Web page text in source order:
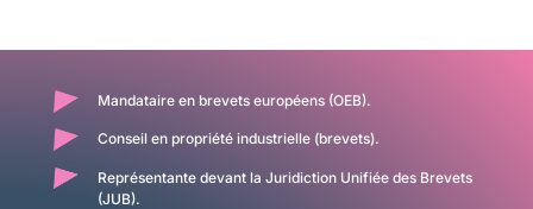
Mandataire en brevets européens (OEB).
Conseil en propriété industrielle (brevets).
Représentante devant la Juridiction Unifiée des Brevets
(JUB).